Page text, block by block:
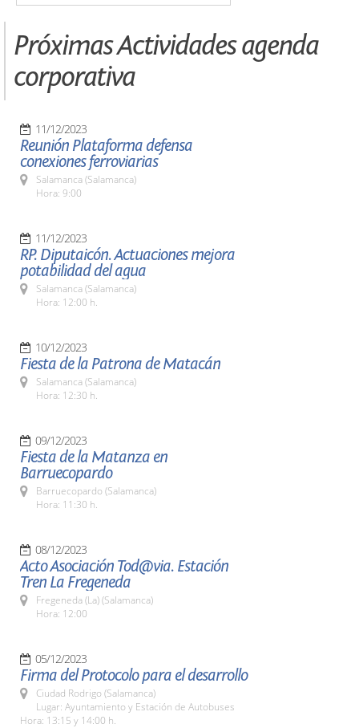
Próximas Actividades agenda
corporativa
11/12/2023
Reunión Plataforma defensa
conexiones ferroviarias
Salamanca (Salamanca)
Hora: 9:00
11/12/2023
RP. Diputaicón. Actuaciones mejora
potabilidad del agua
Salamanca (Salamanca)
Hora: 12:00 h.
10/12/2023
Fiesta de la Patrona de Matacán
Salamanca (Salamanca)
Hora: 12:30 h.
09/12/2023
Fiesta de la Matanza en
Barruecopardo
Barruecopardo (Salamanca)
Hora: 11:30 h.
08/12/2023
Acto Asociación Tod@via. Estación
Tren La Fregeneda
Fregeneda (La) (Salamanca)
Hora: 12:00
05/12/2023
Firma del Protocolo para el desarrollo
Ciudad Rodrigo (Salamanca)
Lugar: Ayuntamiento y Estación de Autobuses
Hora: 13:15 y 14:00 h.